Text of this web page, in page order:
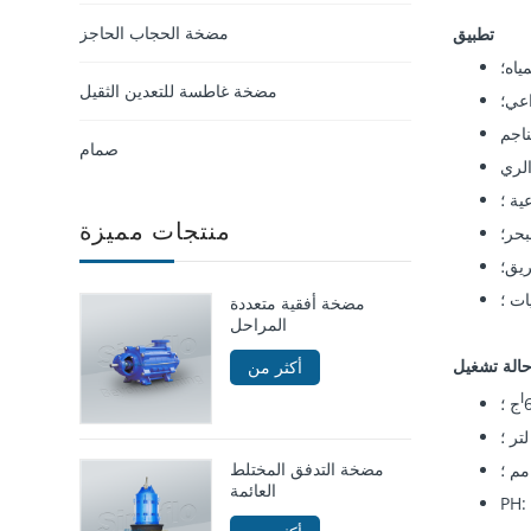
تطبيق
؛
؛
حالة تشغيل
اج ؛
مضخة الحجاب الحاجز
مضخة غاطسة للتعدين الثقيل
صمام
منتجات مميزة
مضخة أفقية متعددة
المراحل
أكثر من
مضخة التدفق المختلط
العائمة